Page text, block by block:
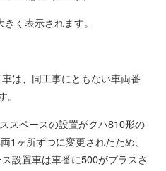
く表示されます。
は、同工事にともない車両番
スペースの設置がクハ810形の
1ヶ所ずつに変更されたため、
設置車は車番に500がプラスさ